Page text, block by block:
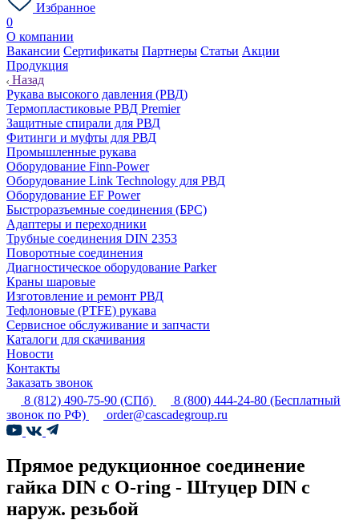
Избранное
0
О компании
Вакансии Сертификаты Партнеры Статьи Акции
Продукция
Назад
Рукава высокого давления (РВД)
Термопластиковые РВД Premier
Защитные спирали для РВД
Фитинги и муфты для РВД
Промышленные рукава
Оборудование Finn-Power
Оборудование Link Technology для РВД
Оборудование EF Power
Быстроразъемные соединения (БРС)
Адаптеры и переходники
Трубные соединения DIN 2353
Поворотные соединения
Диагностическое оборудование Parker
Краны шаровые
Изготовление и ремонт РВД
Тефлоновые (PTFE) рукава
Сервисное обслуживание и запчасти
Каталоги для скачивания
Новости
Контакты
Заказать звонок
8 (812) 490-75-90 (СПб) 8 (800) 444-24-80 (Бесплатный
звонок по РФ)
order@cascadegroup.ru
Прямое редукционное соединение
гайка DIN с O-ring - Штуцер DIN с
наруж. резьбой